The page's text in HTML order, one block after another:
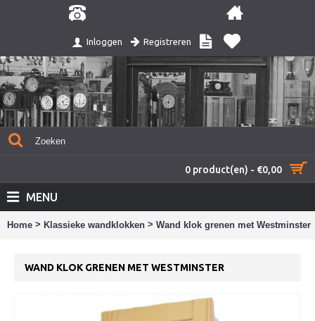
Inloggen Registreren
0 product(en) - €0,00
MENU
Home > Klassieke wandklokken > Wand klok grenen met Westminster
WAND KLOK GRENEN MET WESTMINSTER